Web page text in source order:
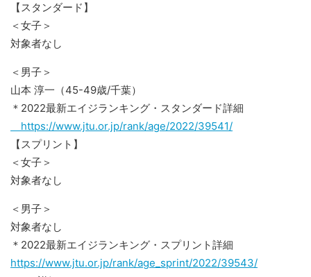
【スタンダード】
＜女子＞
対象者なし
＜男子＞
山本 淳一（45-49歳/千葉）
＊2022最新エイジランキング・スタンダード詳細
https://www.jtu.or.jp/rank/age/2022/39541/
【スプリント】
＜女子＞
対象者なし
＜男子＞
対象者なし
＊2022最新エイジランキング・スプリント詳細
https://www.jtu.or.jp/rank/age_sprint/2022/39543/